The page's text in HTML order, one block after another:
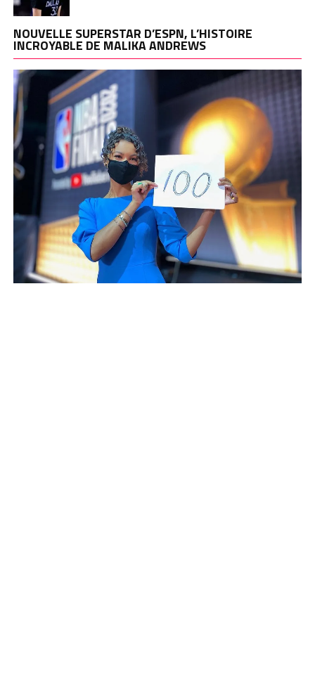
NOUVELLE SUPERSTAR D’ESPN, L’HISTOIRE
INCROYABLE DE MALIKA ANDREWS